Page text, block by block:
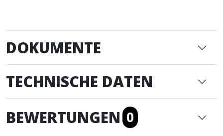
DOKUMENTE
TECHNISCHE DATEN
BEWERTUNGEN 0